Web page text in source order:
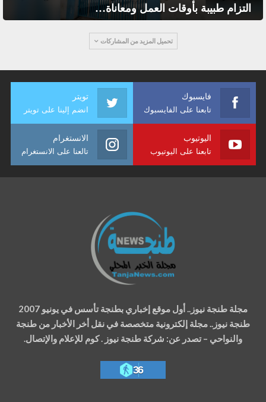
التزام طبيبة بأوقات العمل ومعاناة…
تحميل المزيد من المشاركات
فايسبوك
تابعنا على الفايسبوك
تويتر
انضم إلينا على تويتر
اليوتيوب
تابعنا على اليوتيوب
الانستغرام
تالعنا على الانستغرام
مجلة طنجة نيوز.. أول موقع إخباري بطنجة تأسس في يونيو 2007
طنجة نيوز.. مجلة إلكترونية متخصصة في نقل أخر الأخبار من طنجة
والنواحي – تصدر عن: شركة طنجة نيوز . كوم للإعلام والإتصال.
36